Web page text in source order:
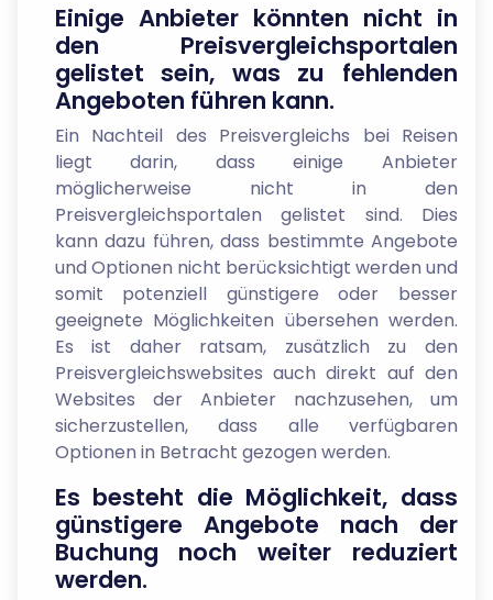
Einige Anbieter könnten nicht in
den Preisvergleichsportalen
gelistet sein, was zu fehlenden
Angeboten führen kann.
Ein Nachteil des Preisvergleichs bei Reisen
liegt darin, dass einige Anbieter
möglicherweise nicht in den
Preisvergleichsportalen gelistet sind. Dies
kann dazu führen, dass bestimmte Angebote
und Optionen nicht berücksichtigt werden und
somit potenziell günstigere oder besser
geeignete Möglichkeiten übersehen werden.
Es ist daher ratsam, zusätzlich zu den
Preisvergleichswebsites auch direkt auf den
Websites der Anbieter nachzusehen, um
sicherzustellen, dass alle verfügbaren
Optionen in Betracht gezogen werden.
Es besteht die Möglichkeit, dass
günstigere Angebote nach der
Buchung noch weiter reduziert
werden.